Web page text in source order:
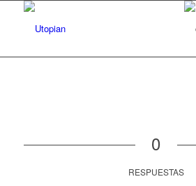
0
RESPUESTAS